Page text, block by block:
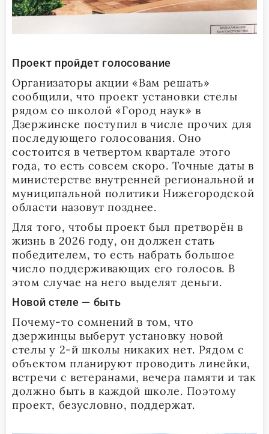
Проект пройдет голосование
Организаторы акции «Вам решать»
сообщили, что проект установки стелы
рядом со школой «Город наук» в
Дзержинске поступил в числе прочих для
последующего голосования. Оно
состоится в четвертом квартале этого
года, то есть совсем скоро. Точные даты в
министерстве внутренней региональной и
муниципальной политики Нижегородской
области назовут позднее.
Для того, чтобы проект был претворён в
жизнь в 2026 году, он должен стать
победителем, то есть набрать большое
число поддерживающих его голосов. В
этом случае на него выделят деньги.
Новой стеле — быть
Почему-то сомнений в том, что
дзержинцы выберут установку новой
стелы у 2-й школы никаких нет. Рядом с
объектом планируют проводить линейки,
встречи с ветеранами, вечера памяти и так
должно быть в каждой школе. Поэтому
проект, безусловно, поддержат.